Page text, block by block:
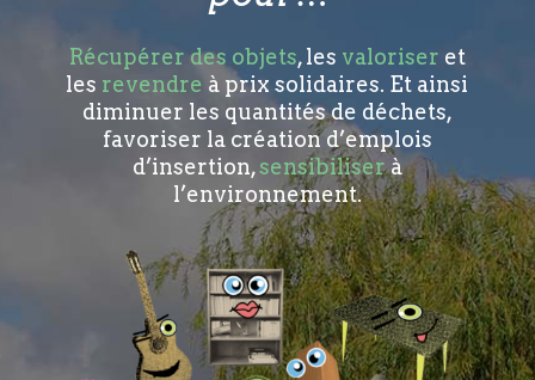
Récupérer des objets, les valoriser et
les revendre à prix solidaires. Et ainsi
diminuer les quantités de déchets,
favoriser la création d’emplois
d’insertion,sensibiliserà
l’environnement.